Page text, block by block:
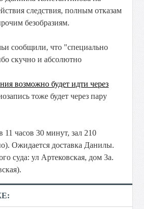
следствия, полным отказам
безобразиям.
сообщили, что "специально
скучно и абсолютно
возможно будет идти через
тоже будет через пару
11 часов 30 минут, зал 210
Ожидается доставка Данилы.
суда: ул Артековская, дом 3а.